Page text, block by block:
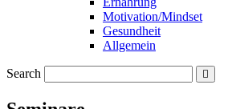
Motivation/Mindset
Gesundheit
Allgemein
Search